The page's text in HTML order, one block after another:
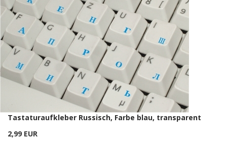
Tastaturaufkleber Russisch, Farbe blau, transparent
2,99 EUR